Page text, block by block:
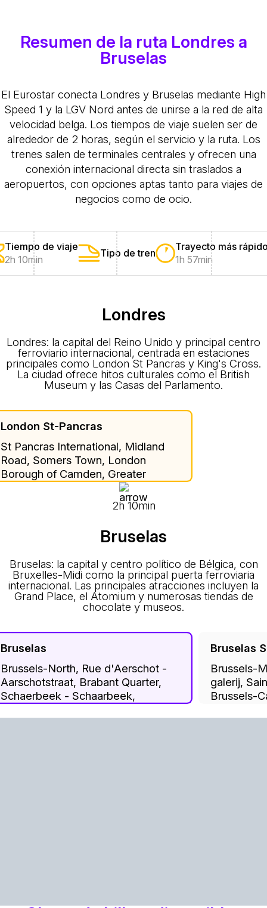
Resumen de la ruta Londres a
Bruselas
El Eurostar conecta Londres y Bruselas mediante High
Speed 1 y la LGV Nord antes de unirse a la red de alta
velocidad belga. Los tiempos de viaje suelen ser de
alrededor de 2 horas, según el servicio y la ruta. Los
trenes salen de terminales centrales y ofrecen una
conexión internacional directa sin traslados a
aeropuertos, con opciones aptas tanto para viajes de
negocios como de ocio.
Tiempo de viaje
2h 10min
Tipo de tren
Trayecto más
1h 57min
Londres
Londres: la capital del Reino Unido y principal centro
ferroviario internacional, centrada en estaciones
principales como London St Pancras y King's Cross.
La ciudad ofrece hitos culturales como el British
Museum y las Casas del Parlamento.
London St-Pancras
St Pancras International, Midland
Road, Somers Town, London
Borough of Camden, Greater
London, England, N1C 4QP, United
2h 10min
Bruselas
Bruselas: la capital y centro político de Bélgica, con
Bruxelles-Midi como la principal puerta ferroviaria
internacional. Las principales atracciones incluyen la
Grand Place, el Atomium y numerosas tiendas de
chocolate y museos.
Bruselas
Brussels-North, Rue d'Aerschot -
Aarschotstraat, Brabant Quarter,
Schaerbeek - Schaarbeek,
Bruselas
Brussels-
galerij,
Brussels-